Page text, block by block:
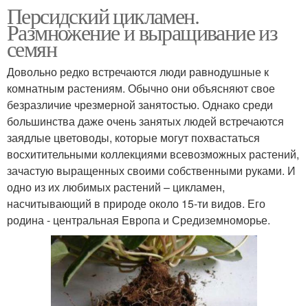
Персидский цикламен.
Размножение и выращивание из
семян
Довольно редко встречаются люди равнодушные к
комнатным растениям. Обычно они объясняют свое
безразличие чрезмерной занятостью. Однако среди
большинства даже очень занятых людей встречаются
заядлые цветоводы, которые могут похвастаться
восхитительными коллекциями всевозможных растений,
зачастую выращенных своими собственными руками. И
одно из их любимых растений – цикламен,
насчитывающий в природе около 15-ти видов. Его
родина - центральная Европа и Средиземноморье.